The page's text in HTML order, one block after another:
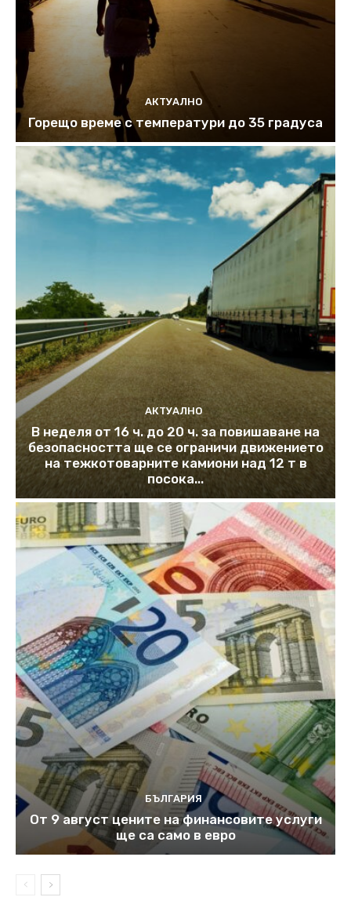
АКТУАЛНО
Горещо време с температури до 35 градуса
АКТУАЛНО
В неделя от 16 ч. до 20 ч. за повишаване на
безопасността ще се ограничи движението
на тежкотоварните камиони над 12 т в
посока...
БЪЛГАРИЯ
От 9 август цените на финансовите услуги
ще са само в евро